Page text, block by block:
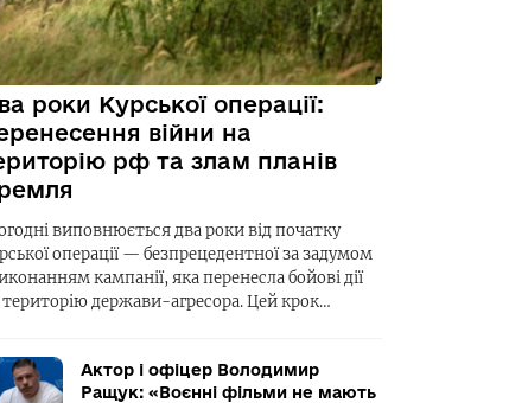
роки Курської операції:
війни на
рф та злам планів
виповнюється два роки від початку
операції — безпрецедентної за задумом
кампанії, яка перенесла бойові дії
держави-агресора. Цей крок…
Актор і офіцер Володимир
Ращук: «Воєнні фільми не мають